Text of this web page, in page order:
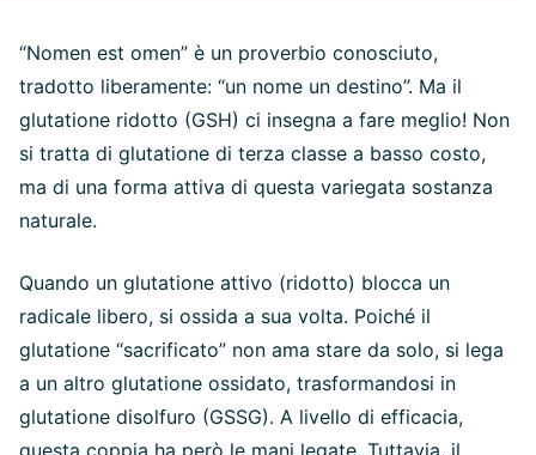
“Nomen est omen” è un proverbio conosciuto,
tradotto liberamente: “un nome un destino”. Ma il
glutatione ridotto (GSH) ci insegna a fare meglio! Non
si tratta di glutatione di terza classe a basso costo,
ma di una forma attiva di questa variegata sostanza
naturale.
Quando un glutatione attivo (ridotto) blocca un
radicale libero, si ossida a sua volta. Poiché il
glutatione “sacrificato” non ama stare da solo, si lega
a un altro glutatione ossidato, trasformandosi in
glutatione disolfuro (GSSG). A livello di efficacia,
questa coppia ha però le mani legate. Tuttavia, il